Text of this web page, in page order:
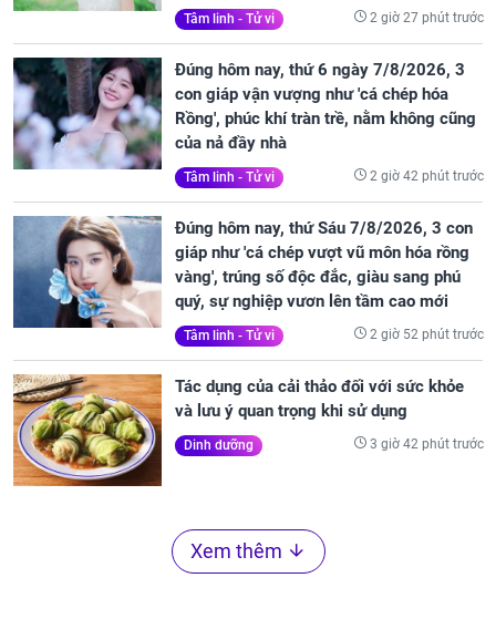
Tâm linh - Tử vi 2 giờ 27 phút trước
Đúng hôm nay, thứ 6 ngày 7/8/2026, 3
con giáp vận vượng như 'cá chép hóa
Rồng', phúc khí tràn trề, nằm không cũng
của nả đầy nhà
Tâm linh - Tử vi 2 giờ 42 phút trước
Đúng hôm nay, thứ Sáu 7/8/2026, 3 con
giáp như 'cá chép vượt vũ môn hóa rồng
vàng', trúng số độc đắc, giàu sang phú
quý, sự nghiệp vươn lên tầm cao mới
Tâm linh - Tử vi 2 giờ 52 phút trước
Tác dụng của cải thảo đối với sức khỏe
và lưu ý quan trọng khi sử dụng
Dinh dưỡng 3 giờ 42 phút trước
Xem thêm